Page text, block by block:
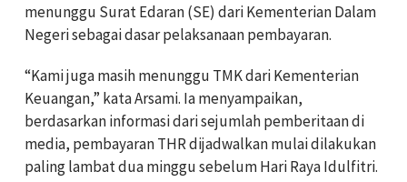
menunggu Surat Edaran (SE) dari Kementerian Dalam
Negeri sebagai dasar pelaksanaan pembayaran.
“Kami juga masih menunggu TMK dari Kementerian
Keuangan,” kata Arsami. Ia menyampaikan,
berdasarkan informasi dari sejumlah pemberitaan di
media, pembayaran THR dijadwalkan mulai dilakukan
paling lambat dua minggu sebelum Hari Raya Idulfitri.